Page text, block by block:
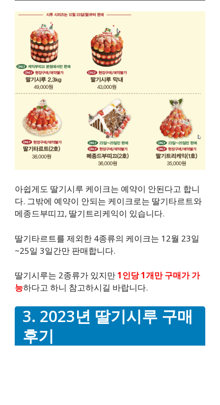
아쉽게도 딸기시루 케이크는 예약이 안된다고 합니
다. 그밖에 예약이 안되는 케이크로는 딸기타르트와
메종드부띠끄, 딸기트리케익이 있습니다.
딸기타르트를 제외한 4종류의 케이크는 12월 23일
~25일 3일간만 판매합니다.
딸기시루는 2종류가 있지만1인당 1개만 구매가 가
능하다고 하니 참고하시길 바랍니다.
3. 2023년 딸기시루 구매
후기